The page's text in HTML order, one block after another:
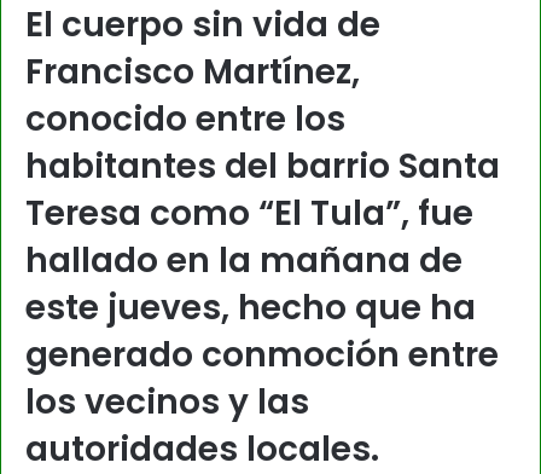
El cuerpo sin vida de
Francisco Martínez,
conocido entre los
habitantes del barrio Santa
Teresa como “El Tula”, fue
hallado en la mañana de
este jueves, hecho que ha
generado conmoción entre
los vecinos y las
autoridades locales.